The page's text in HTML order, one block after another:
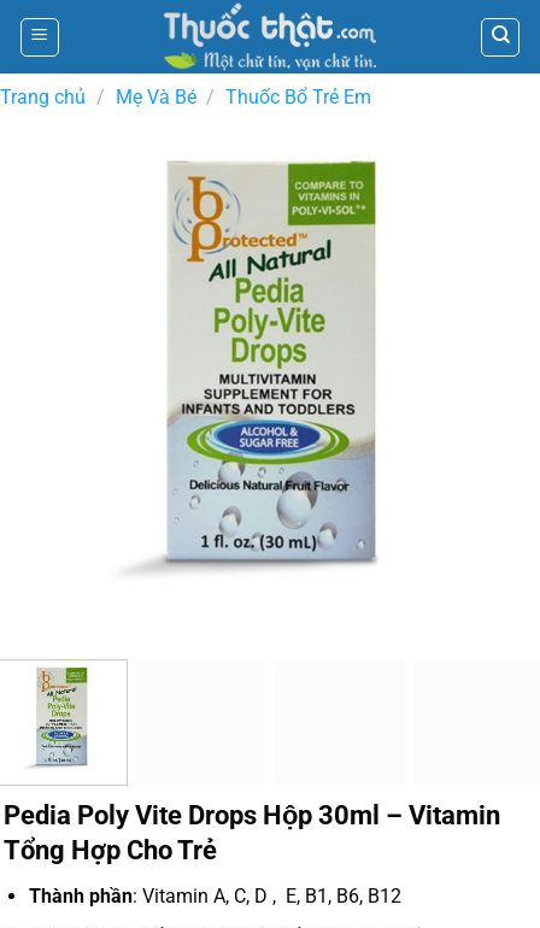
Skip
content
Trang chủ / Mẹ Và Bé / Thuốc Bổ Trẻ Em
Pedia Poly Vite Drops Hộp 30ml – Vitamin
Tổng Hợp Cho Trẻ
Thành phần: Vitamin A, C, D , E, B1, B6, B12